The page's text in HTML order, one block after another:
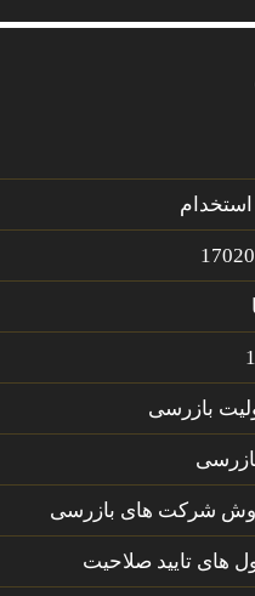
بازرسی
شرکت های بازرسی
های تایید صلاحیت